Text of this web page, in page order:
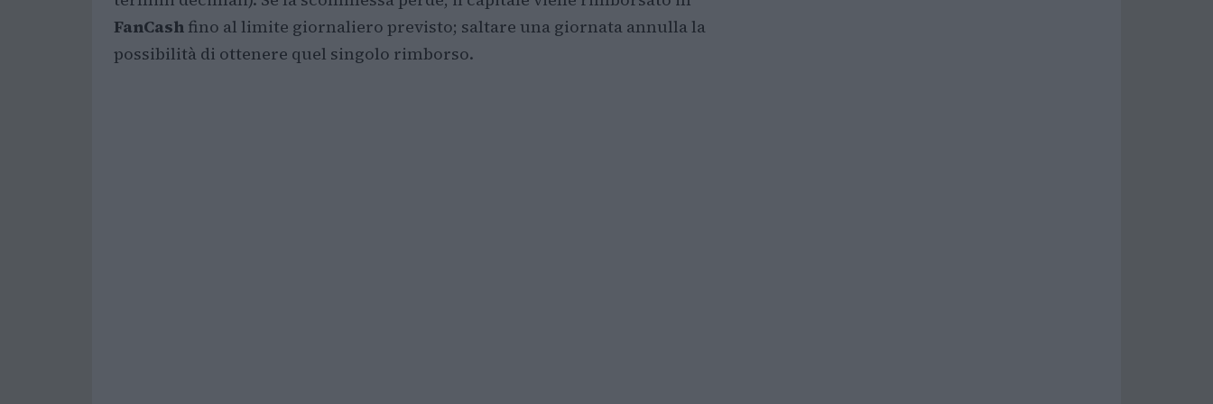
FanCash fino al limite giornaliero previsto; saltare una giornata annulla la
possibilità di ottenere quel singolo rimborso.